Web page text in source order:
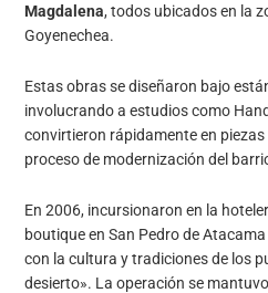
Magdalena, todos ubicados en la
Goyenechea.
Estas obras se diseñaron bajo
involucrando a estudios como
convirtieron rápidamente en
proceso de modernización del
En 2006, incursionaron en la
boutique en San Pedro de
con la cultura y tradiciones de los
desierto». La operación se